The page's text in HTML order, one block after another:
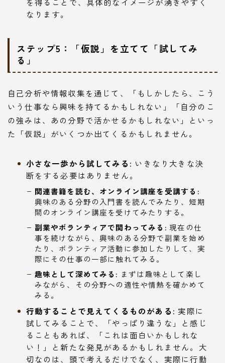
なります。
ステップ5：「仮説」を立てて「試してみ
る」
自己分析や情報収集を通じて、「もしかしたら、こう
いう仕事なら興味を持てるかもしれない」「自分のこ
の強みは、あの分野で活かせるかもしれない」といっ
た「仮説」がいくつか出てくるかもしれません。
小さな一歩から試してみる: いきなり大きな決
断をする必要はありません。
関連書籍を読む、オンライン講座を受講する:
興味のある分野の入門書を読んでみたり、短期
間のオンライン講座を受けてみたりする。
副業やボランティアで関わってみる: 現在の仕
事を続けながら、興味のある分野で副業を始め
たり、ボランティア活動に参加したりして、実
際にその仕事の一部に触れてみる。
趣味として深めてみる: まずは趣味として楽し
みながら、その分野への適性や情熱を確かめて
みる。
行動することで見えてくるものがある: 実際に
試してみることで、「やっぱり違うな」と感じ
ることもあれば、「これは面白いかもしれな
い！」と新たな発見があるかもしれません。大
切なのは、頭で考えるだけでなく、実際に行動